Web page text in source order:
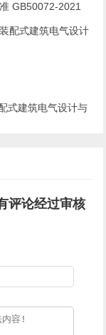
GB50072-2021
式建筑电气设计与
评论经过审核